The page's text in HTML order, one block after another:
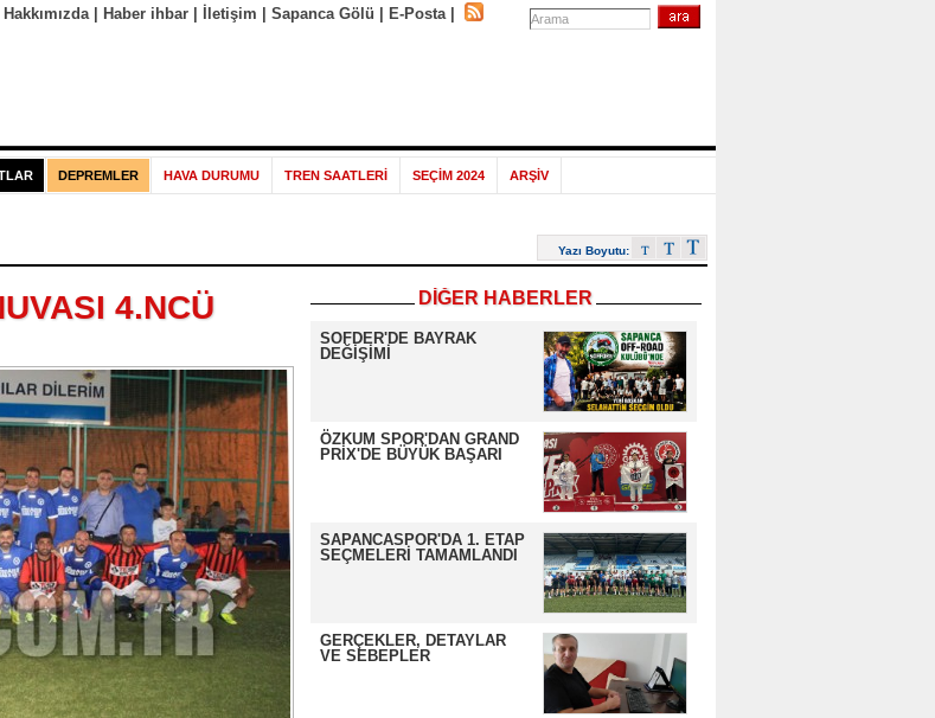
Hakkımızda| Haber ihbar| İletişim Sapanca Gölü E-Posta|
DEPREMLER HAVA DURUMU TREN SAATLERİ SEÇİM 2024 ARŞİV
Yazı Boyutu:
DİĞER HABERLER
SOFDER'DE BAYRAK
DEĞİŞİMİ
ÖZKUM SPOR'DAN GRAND
PRİX'DE BÜYÜK BAŞARI
SAPANCASPOR'DA 1. ETAP
SEÇMELERİ TAMAMLANDI
GERÇEKLER, DETAYLAR
VE SEBEPLER
4.NCÜ